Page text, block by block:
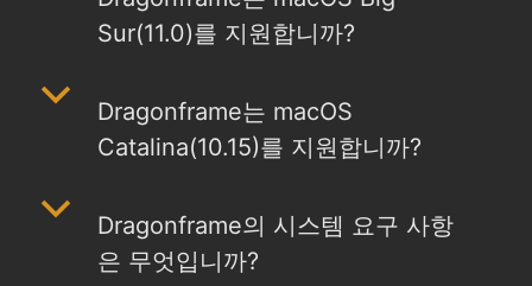
Sur(11.0)를 지원합니까?
b
Dragonframe는 macOS
Catalina(10.15)를 지원합니까?
b
Dragonframe의 시스템 요구 사항
은 무엇입니까?